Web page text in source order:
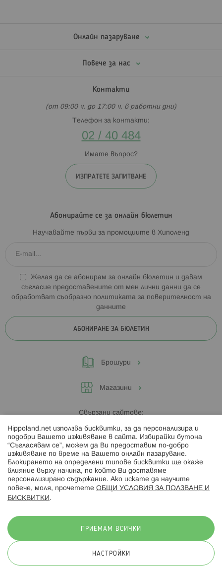
Онлайн пазаруване
Повече за нас
Контакти
(от 09:00 ч. до 17:00 ч. в работни дни)
Телефон за контакти:
02 / 40 484
Имате въпрос?
ИЗПРАТЕТЕ ЗАПИТВАНЕ
Абонирайте се за онлайн бюлетин
Научавайте първи за промоциите в Хиполенд
Желая да се абонирам за онлайн бюлетин и давам
съгласие предоставените от мен лични данни да се
обработват съобразно политиката за поверителност на
данните
АБОНИРАНЕ ЗА БЮЛЕТИН
Брошури
Магазини
Свързани сайтове:
Hippoland.ro
Последвайте ни:
© 2026 Hippoland.net. Всички права запазени
Hippoland.net използва бисквитки, за да персонализира и
подобри Вашето изживяване в сайта. Избирайки бутона
“Съгласявам се”, можем да Ви предоставим по-добро
изживяване по време на Вашето онлайн пазаруване.
Блокирането на определени типове бисквитки ще окаже
влияние върху начина, по който Ви доставяме
персонализирано съдържание. Ако искате да научите
повече, моля, прочетете ОБЩИ УСЛОВИЯ ЗА ПОЛЗВАНЕ И
БИСКВИТКИ .
ПРИЕМАМ ВСИЧКИ
НАСТРОЙКИ